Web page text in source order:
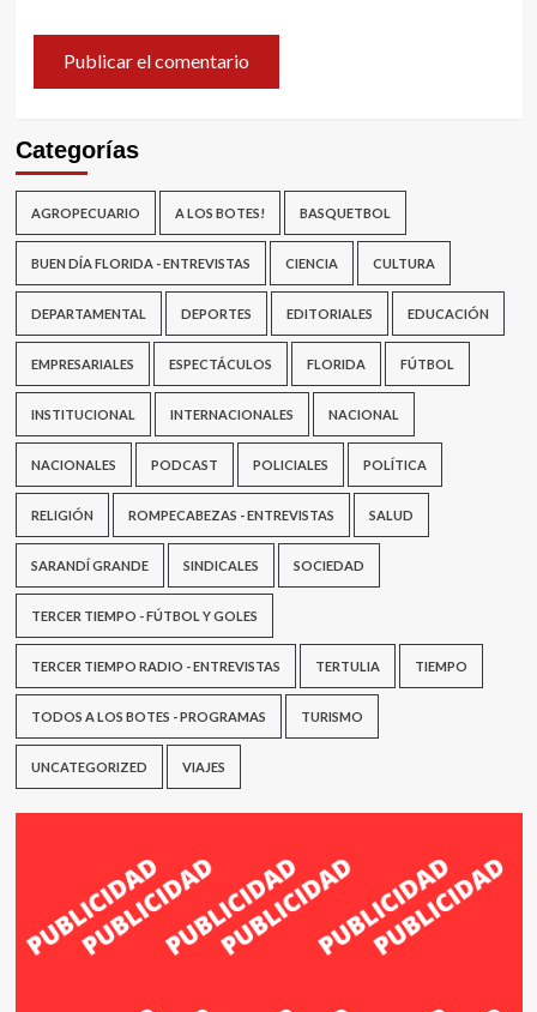
Categorías
AGROPECUARIO A LOS BOTES! BASQUETBOL
BUEN DÍA FLORIDA - ENTREVISTAS CIENCIA CULTURA
DEPARTAMENTAL DEPORTES EDITORIALES EDUCACIÓN
EMPRESARIALES ESPECTÁCULOS FLORIDA FÚTBOL
INSTITUCIONAL INTERNACIONALES NACIONAL
NACIONALES PODCAST POLICIALES POLÍTICA
RELIGIÓN ROMPECABEZAS - ENTREVISTAS SALUD
SARANDÍ GRANDE SINDICALES SOCIEDAD
TERCER TIEMPO - FÚTBOL Y GOLES
TERCER TIEMPO RADIO - ENTREVISTAS TERTULIA TIEMPO
TODOS A LOS BOTES - PROGRAMAS TURISMO
UNCATEGORIZED VIAJES